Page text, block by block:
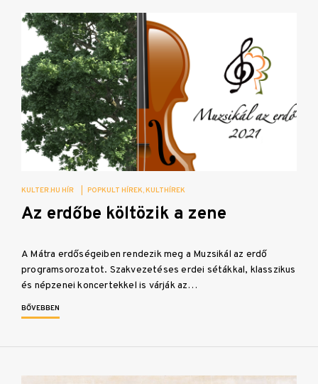
KULTER.HU HÍR POPKULT HÍREK KULTHÍREK
Az erdőbe költözik a zene
A Mátra erdőségeiben rendezik meg a Muzsikál az erdő
programsorozatot. Szakvezetéses erdei sétákkal, klasszikus
és népzenei koncertekkel is várják az…
BŐVEBBEN